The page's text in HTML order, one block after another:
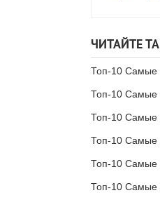
ЧИТАЙТЕ
Топ-10 Самые
Топ-10 Самые
Топ-10 Самые
Топ-10 Самые
Топ-10 Самые
Топ-10 Самые